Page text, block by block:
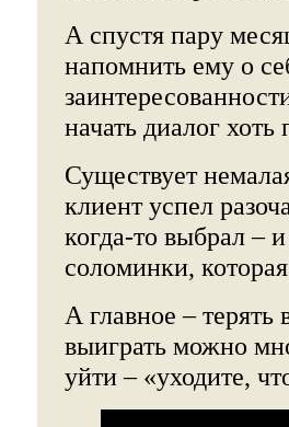
А спустя пару
напомнить ему о
начать диалог хоть
Существует
клиент успел
когда-то выбрал –
соломинки,
А главное – терять
выиграть можно
уйти – «уходите,